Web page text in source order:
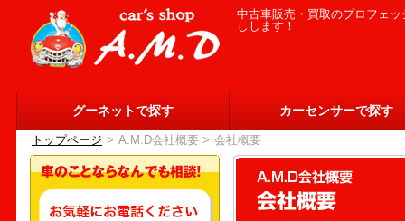
中古車販売・買取のプロフェ
しします！
グーネットで探す カーセンサーで探す
トップページ > A.M.D会社概要 > 会社概要